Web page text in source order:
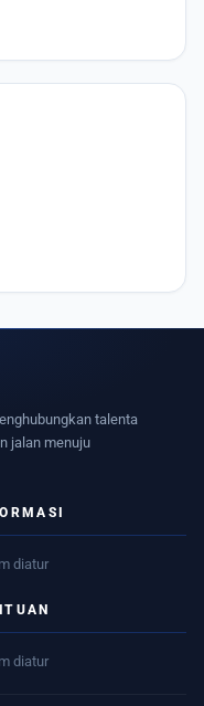
talenta
jalan menuju
diatur
diatur